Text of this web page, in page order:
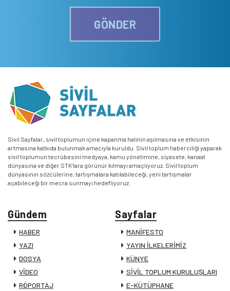
GÖNDER
Sivil Sayfalar, sivil toplumun içine kapanma halinin aşılmasına ve etkisinin
artmasına katkıda bulunmak amacıyla kuruldu. Sivil toplum haberciliği yaparak
sivil toplumun tecrübesini medyaya, kamu yönetimine, siyasete, kanaat
dünyasına ve diğer STK’lara görünür kılmayı amaçlıyoruz. Sivil toplum
dünyasının sözcülerine, tartışmalara katılabileceği, yeni tartışmalar
açabileceği bir mecra sunmayı hedefliyoruz.
Gündem
HABER
YAZI
DOSYA
VİDEO
RÖPORTAJ
Sayfalar
MANİFESTO
YAYIN İLKELERİMİZ
KÜNYE
SİVİL TOPLUM KURULUŞLARI
E-KÜTÜPHANE